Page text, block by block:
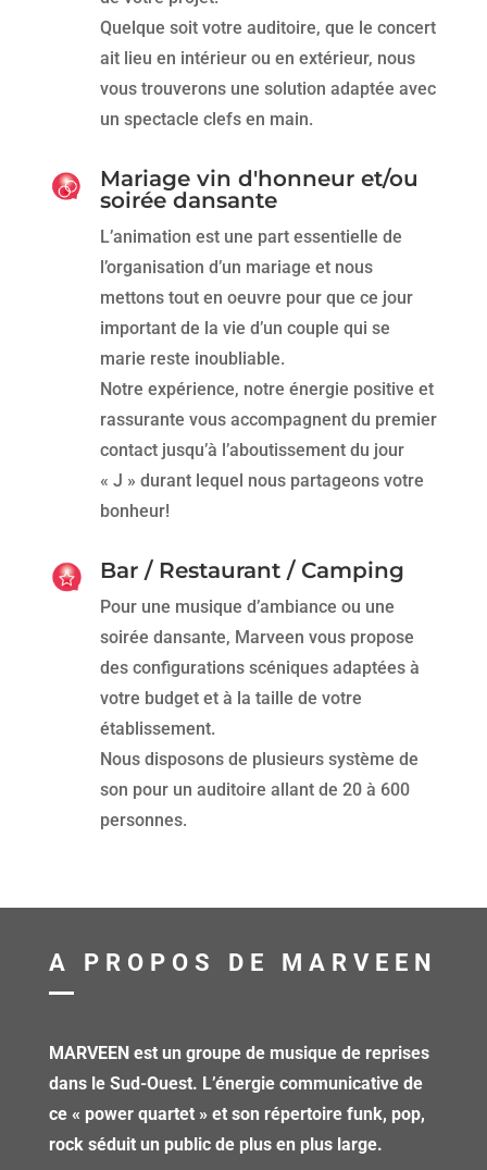
Quelque soit votre auditoire, que le concert
ait lieu en intérieur ou en extérieur, nous
vous trouverons une solution adaptée avec
un spectacle clefs en main.
Mariage vin d'honneur et/ou
soirée dansante
L’animation est une part essentielle de
l’organisation d’un mariage et nous
mettons tout en oeuvre pour que ce jour
important de la vie d’un couple qui se
marie reste inoubliable.
Notre expérience, notre énergie positive et
rassurante vous accompagnent du premier
contact jusqu’à l’aboutissement du jour
« J » durant lequel nous partageons votre
bonheur!
Bar / Restaurant / Camping
Pour une musique d’ambiance ou une
soirée dansante, Marveen vous propose
des configurations scéniques adaptées à
votre budget et à la taille de votre
établissement.
Nous disposons de plusieurs système de
son pour un auditoire allant de 20 à 600
personnes.
A PROPOS DE MARVEEN
MARVEEN est un groupe de musique de reprises
dans le Sud-Ouest. L’énergie communicative de
ce « power quartet » et son répertoire funk, pop,
rock séduit un public de plus en plus large.